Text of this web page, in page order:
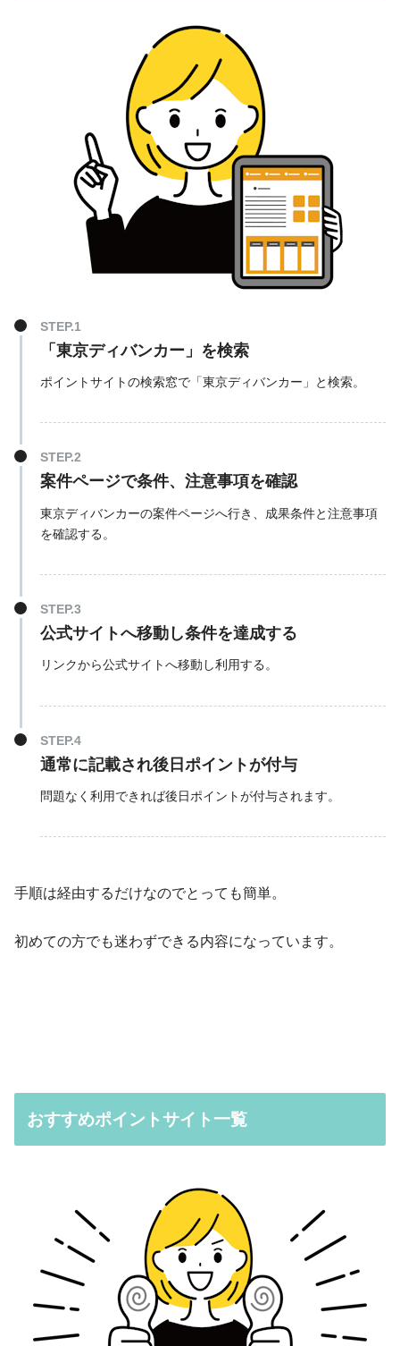
「東京ディバンカー」を検索
ポイントサイトの検索窓で「東京ディバンカー」と検索。
案件ページで条件、注意事項を確認
東京ディバンカーの案件ページへ行き、成果条件と注意事項
を確認する。
公式サイトへ移動し条件を達成する
リンクから公式サイトへ移動し利用する。
通常に記載され後日ポイントが付与
問題なく利用できれば後日ポイントが付与されます。
手順は経由するだけなのでとっても簡単。
初めての方でも迷わずできる内容になっています。
おすすめポイントサイト一覧